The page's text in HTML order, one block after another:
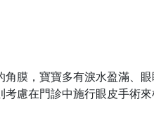
膜，寶寶多有淚水盈滿、
慮在門診中施行眼皮手術